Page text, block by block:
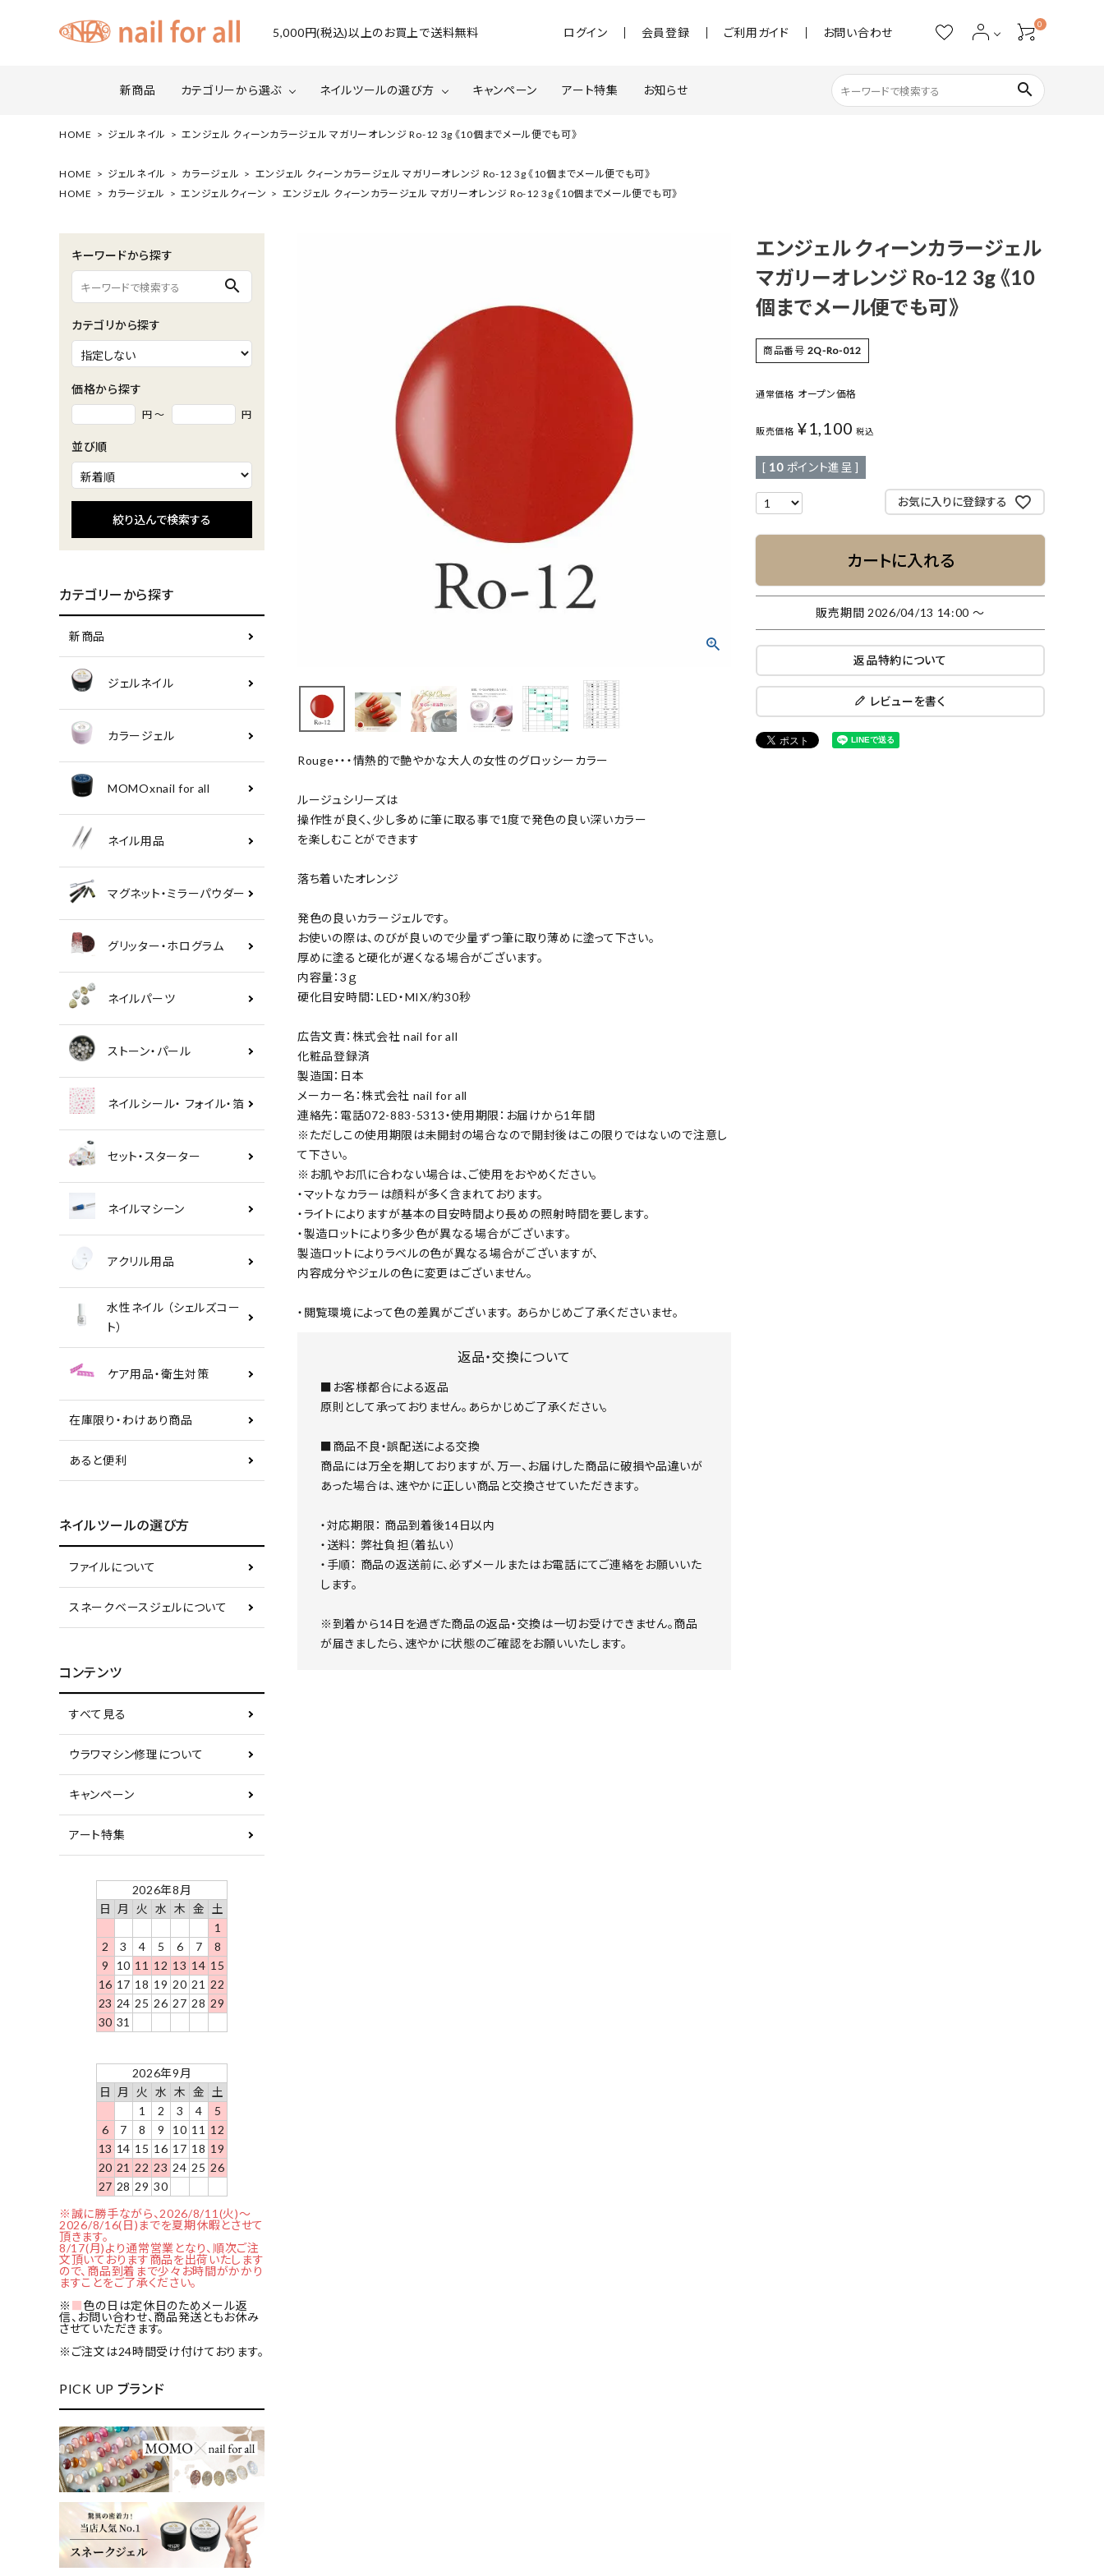
5,000円(税込)以上のお買上で送料無料 ログイン 会員登録 ご利用ガイド お問い合わせ
0
新商品 カテゴリーから選ぶ
マグネット・ミラーパウダー グリッター・ホログラム ネイルパーツ
ネイルシール・ フォイル・箔 アクリル用品
水性ネイル （シェルズコート） あると便利
ネイルツールの選び方 キャンペーン アート特集 お知らせ search
HOME ジェルネイル エンジェル クィーンカラージェル マガリーオレンジ Ro-12 3g 《10個までメール便でも可》
HOME ジェルネイル カラージェル
エンジェル クィーンカラージェル マガリーオレンジ Ro-12 3g 《10個までメール便でも可》
HOME
カラージェル エンジェルクィーン エンジェル クィーンカラージェル マガリーオレンジ Ro-12 3g 《10個までメール便でも可》
キーワードから探す
search
カテゴリから探す
価格から探す
円 ～ 円
並び順
絞り込んで検索する
カテゴリーから探す
新商品
ジェルネイル
カラージェル
MOMOxnail for all
ネイル用品
マグネット・ミラーパウダー
グリッター・ホログラム
ネイルパーツ
ストーン・パール
ネイルシール・ フォイル・箔
セット・スターター
ネイルマシーン
アクリル用品
水性ネイル （シェルズコー
ト）
ケア用品・衛生対策
在庫限り・わけあり商品
あると便利
ネイルツールの選び方
ファイルについて
スネークベースジェルについて
コンテンツ
すべて見る
ウラワマシン修理について
キャンペーン
アート特集
2026年8月
日
月 火 水 木 金
土
1
2
3 4 5 6 7
8
9
10 11 12 13 14 15
16 17 18 19 20 21 22
23 24 25 26 27 28 29
30 31
2026年9月
日
月 火 水 木 金
土
1
2 3 4
5
6
7 8 9 10 11 12
13 14 15 16 17 18 19
20 21 22 23 24 25 26
27 28 29 30
※誠に勝手ながら、2026/8/11(火)～
2026/8/16(日)までを夏期休暇とさせて
頂きます。
8/17(月)より通常営業となり、順次ご注
文頂いております商品を出荷いたします
ので、商品到着まで少々お時間がかかり
ますことをご了承ください。
※ ■色の日は定休日のためメール返
信、お問い合わせ、商品発送ともお休み
させていただきます。
※ご注文は24時間受け付けております。
PICK UP ブランド
Rouge・・・情熱的で艶やかな大人の女性のグロッシーカラー
ルージュシリーズは
操作性が良く、少し多めに筆に取る事で1度で発色の良い深いカラー
を楽しむことができます
落ち着いたオレンジ
発色の良いカラージェルです。
お使いの際は、のびが良いので少量ずつ筆に取り薄めに塗って下さい。
厚めに塗ると硬化が遅くなる場合がございます。
内容量：3ｇ
硬化目安時間：LED・MIX/約30秒
広告文責：株式会社 nail for all
化粧品登録済
製造国：日本
メーカー名：株式会社 nail for all
連絡先：電話072-883-5313・使用期限：お届けから1年間
※ただしこの使用期限は未開封の場合なので開封後はこの限りではないので注意し
て下さい。
※お肌やお爪に合わない場合は、ご使用をおやめください。
・マットなカラーは顔料が多く含まれております。
・ライトによりますが基本の目安時間より長めの照射時間を要します。
・製造ロットにより多少色が異なる場合がございます。
製造ロットによりラベルの色が異なる場合がございますが、
内容成分やジェルの色に変更はございません。
・閲覧環境によって色の差異がございます。 あらかじめご了承くださいませ。
返品・交換について
■お客様都合による返品
原則として承っておりません。あらかじめご了承ください。
■商品不良・誤配送による交換
商品には万全を期しておりますが、万一、お届けした商品に破損や品違いが
あった場合は、速やかに正しい商品と交換させていただきます。
・対応期限： 商品到着後14日以内
・送料： 弊社負担（着払い）
・手順： 商品の返送前に、必ずメールまたはお電話にてご連絡をお願いいた
します。
※到着から14日を過ぎた商品の返品・交換は一切お受けできません。商品
が届きましたら、速やかに状態のご確認をお願いいたします。
エンジェル クィーンカラージェル
マガリーオレンジ Ro-12 3g 《10
個までメール便でも可》
商品番号 2Q-Ro-012
通常価格 オープン価格
販売価格 ¥1,100 税込
[ 10 ポイント進呈 ]
お気に入りに登録する
カートに入れる
販売期間 2026/04/13 14:00 〜
返品特約について
レビューを書く